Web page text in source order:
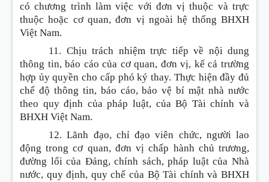
có chương trình làm việc với đơn vị thuộc và trực
thuộc hoặc cơ quan, đơn vị ngoài hệ thống BHXH
Việt Nam.
11. Chịu trách nhiệm trực tiếp về nội dung
thông tin, báo cáo của cơ quan, đơn vị, kể cả trường
hợp ủy quyền cho cấp phó ký thay. Thực hiện đầy đủ
chế độ thông tin, báo cáo, bảo vệ bí mật nhà nước
theo quy định của pháp luật, của Bộ Tài chính và
BHXH Việt Nam.
12. Lãnh đạo, chỉ đạo viên chức, người lao
động trong cơ quan, đơn vị chấp hành chủ trương,
đường lối của Đảng, chính sách, pháp luật của Nhà
nước, quy định, quy chế của Bộ Tài chính và BHXH